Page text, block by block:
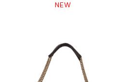
NEW